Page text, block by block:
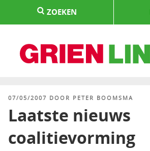
springen
ZOEKEN
GEPLAATST
07/05/2007 DOOR PETER BOOMSMA
Laatste nieuws
coalitievorming